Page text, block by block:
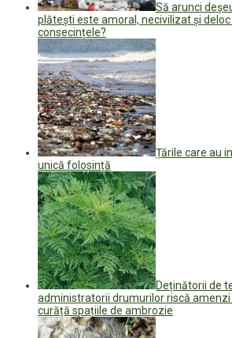
Să arunci
plătești este amoral, necivilizat și
consecințele?
Țările care au
unică folosință
Deținătorii de
administratorii drumurilor riscă amenzi
curăță spațiile de ambrozie